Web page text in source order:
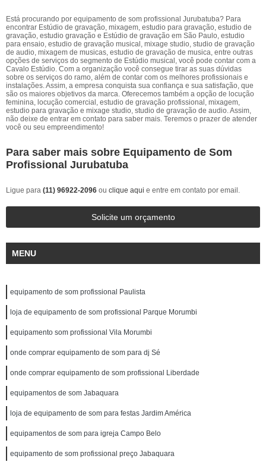
Está procurando por equipamento de som profissional Jurubatuba? Para
encontrar Estúdio de gravação, mixagem, estudio para gravação, estudio de
gravação, estudio gravação e Estúdio de gravação em São Paulo, estudio
para ensaio, estudio de gravação musical, mixage studio, studio de gravação
de audio, mixagem de musicas, estudio de gravação de musica, entre outras
opções de serviços do segmento de Estúdio musical, você pode contar com a
Cavalo Estúdio. Com a organização você consegue tirar as suas dúvidas
sobre os serviços do ramo, além de contar com os melhores profissionais e
instalações. Assim, a empresa conquista sua confiança e sua satisfação, que
são os maiores objetivos da marca. Oferecemos também a opção de locução
feminina, locução comercial, estudio de gravação profissional, mixagem,
estudio para gravação e mixage studio, studio de gravação de audio. Assim,
não deixe de entrar em contato para saber mais. Teremos o prazer de atender
você ou seu empreendimento!
Para saber mais sobre Equipamento de Som
Profissional Jurubatuba
Ligue para (11) 96922-2096 ou clique aqui e entre em contato por email.
Solicite um orçamento
MENU
equipamento de som profissional Paulista
loja de equipamento de som profissional Parque Morumbi
equipamento som profissional Vila Morumbi
onde comprar equipamento de som para dj Sé
onde comprar equipamento de som profissional Liberdade
equipamentos de som Jabaquara
loja de equipamento de som para festas Jardim América
equipamentos de som para igreja Campo Belo
equipamento de som profissional preço Jabaquara